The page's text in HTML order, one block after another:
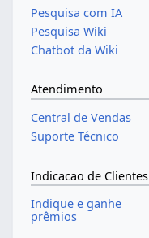
Pesquisa com IA
Pesquisa Wiki
Chatbot da Wiki
Atendimento
Central de Vendas
Suporte Técnico
Indicacao de Clientes
Indique e ganhe
prêmios